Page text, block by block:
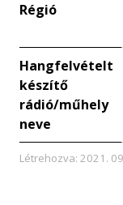
Régió
Hangfelvételt
készítő
rádió/műhely
neve
Létrehozva: 2021.